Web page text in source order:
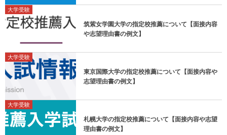
大学受験
筑紫女学園大学の指定校推薦について【面接内容
や志望理由書の例文】
大学受験
東京国際大学の指定校推薦について【面接内容や
志望理由書の例文】
大学受験
札幌大学の指定校推薦について【面接内容や志望
理由書の例文】